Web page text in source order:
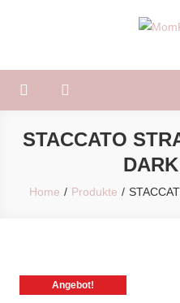
STACCATO
Home Produkte
Angebot!